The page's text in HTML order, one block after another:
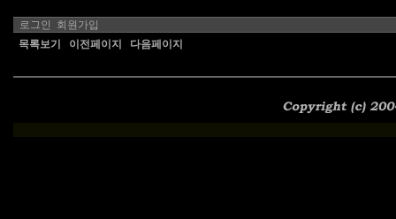
로그인
회원가입
목록보기
이전페이지 다음페이지